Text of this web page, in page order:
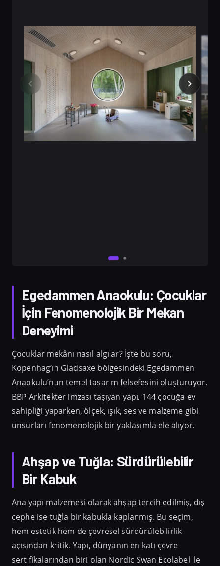
Egedammen Anaokulu: Çocuklar
İçin Fenomenolojik Bir Mekan
Deneyimi
Çocuklar mekânı nasıl algılar? İşte bu soru,
Kopenhag’ın Gladsaxe bölgesindeki Egedammen
Anaokulu’nun temel tasarım felsefesini oluşturuyor.
BBP Arkitekter imzası taşıyan yapı, 144 çocuğa ev
sahipliği yaparken, ölçek, ışık, ses ve malzeme gibi
unsurları fenomenolojik bir yaklaşımla ele alıyor.
Ahşap ve Tuğla: Sürdürülebilir
Bir Kabuk
Ana yapı malzemesi olarak ahşap tercih edilmiş, dış
cephe ise tuğla bir kabukla kaplanmış. Bu seçim,
hem estetik hem de çevresel sürdürülebilirlik
açısından kritik. Yapı, dünyanın en katı çevre
sertifikalarından biri olan Nordic Swan Ecolabel ile